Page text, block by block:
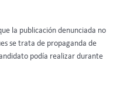
la publicación denunciada no
se trata de propaganda de
podía realizar durante